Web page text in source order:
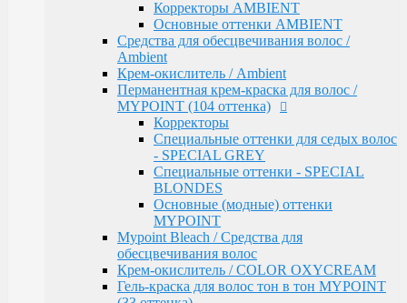
Гель-краска для волос тон в тон MYPOINT
(33 оттенка)
Активаторы для окрашивания волос гель-
краской тон в тон
MYPOINT / Краска для бровей и ресниц
BTX Forte / Трехэтапная программа
реконструкции волос
Ambient Form / Долговременная укладка волос
Ambient Expert Pro / Процедуры ухода за волосами
AMBIENT Moisture / Для ухода за сухими и
ломкими волосами
Ambient Volume / Для тонких волос
AMBIENT LONG / Ухода за длинными волосами
AMBIENT Revival / Для восстановления
поврежденных волос
AMBIENT Anti Yellow / Для нейтрализации
желтых оттенков на светлых волосах
AMBIENT Express / Для экспресс-ухода и
восстановления волос
Корректоры AMBIENT
Основные оттенки AMBIENT
Средства для обесцвечивания волос /
Ambient
Крем-окислитель / Ambient
Перманентная крем-краска для волос /
MYPOINT (104 оттенка)
Корректоры
Специальные оттенки для седых волос
- SPECIAL GREY
Специальные оттенки - SPECIAL
BLONDES
Основные (модные) оттенки
MYPOINT
Mypoint Bleach / Средства для
обесцвечивания волос
Крем-окислитель / COLOR OXYCREAM
Гель-краска для волос тон в тон MYPOINT